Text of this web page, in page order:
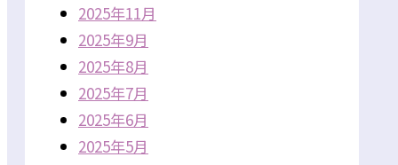
2025年11月
2025年9月
2025年8月
2025年7月
2025年6月
2025年5月